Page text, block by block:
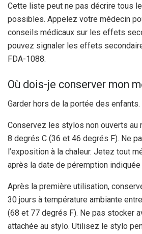
Cette liste peut ne pas décrire tous
possibles. Appelez votre médecin
conseils médicaux sur les effets
pouvez signaler les effets
FDA-1088.
Où dois-je conserver mon
Garder hors de la portée des enfants.
Conservez les stylos non ouverts au
8 degrés C (36 et 46 degrés F). Ne
l’exposition à la chaleur. Jetez tout
après la date de péremption indiquée
Après la première utilisation,
30 jours à température ambiante
(68 et 77 degrés F). Ne pas stocker
attachée au stylo. Utilisez le stylo